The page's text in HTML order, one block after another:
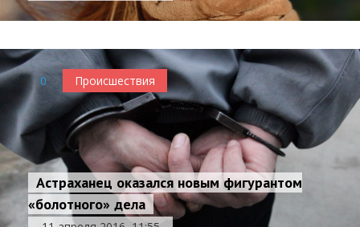
0 Происшествия
Астраханец оказался новым фигурантом
«болотного» дела